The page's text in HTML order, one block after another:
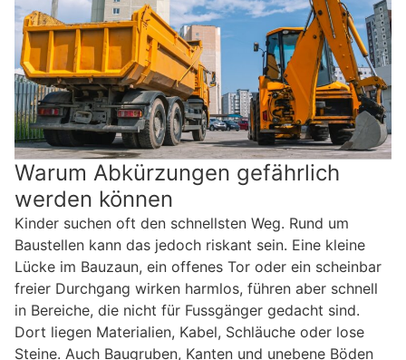
Warum Abkürzungen gefährlich
werden können
Kinder suchen oft den schnellsten Weg. Rund um
Baustellen kann das jedoch riskant sein. Eine kleine
Lücke im Bauzaun, ein offenes Tor oder ein scheinbar
freier Durchgang wirken harmlos, führen aber schnell
in Bereiche, die nicht für Fussgänger gedacht sind.
Dort liegen Materialien, Kabel, Schläuche oder lose
Steine. Auch Baugruben, Kanten und unebene Böden